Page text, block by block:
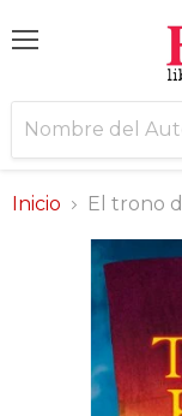
Inicio El trono